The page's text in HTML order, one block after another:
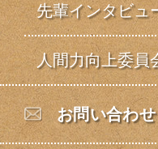
先輩インタビュ
人間力向上委員
お問い合わせ